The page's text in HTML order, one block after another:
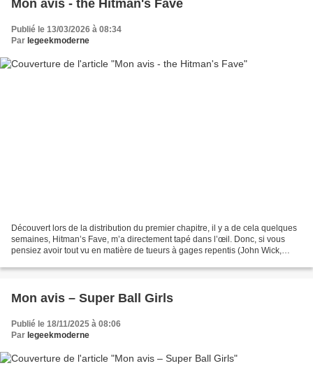
Mon avis - the Hitman's Fave
Publié le 13/03/2026 à 08:34
Par legeekmoderne
Découvert lors de la distribution du premier chapitre, il y a de cela quelques
semaines, Hitman’s Fave, m’a directement tapé dans l’œil. Donc, si vous
pensiez avoir tout vu en matière de tueurs à gages repentis (John Wick,
Mon avis – Super Ball Girls
Publié le 18/11/2025 à 08:06
Par legeekmoderne